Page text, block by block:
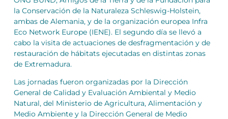
la Conservación de la Naturaleza Schleswig-Holstein,
ambas de Alemania, y de la organización europea Infra
Eco Network Europe (IENE). El segundo día se llevó a
cabo la visita de actuaciones de desfragmentación y de
restauración de hábitats ejecutadas en distintas zonas
de Extremadura.
Las jornadas fueron organizadas por la Dirección
General de Calidad y Evaluación Ambiental y Medio
Natural, del Ministerio de Agricultura, Alimentación y
Medio Ambiente y la Dirección General de Medio